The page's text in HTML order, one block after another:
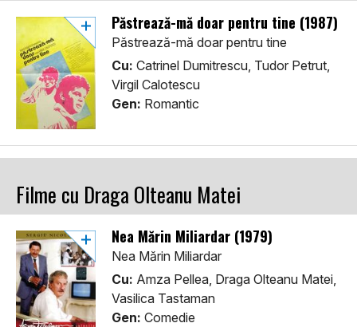
Păstrează-mă doar pentru tine (1987)
Păstrează-mă doar pentru tine
Cu: Catrinel Dumitrescu, Tudor Petrut,
Virgil Calotescu
Gen: Romantic
Filme cu Draga Olteanu Matei
Nea Mărin Miliardar (1979)
Nea Mărin Miliardar
Cu: Amza Pellea, Draga Olteanu Matei,
Vasilica Tastaman
Gen: Comedie